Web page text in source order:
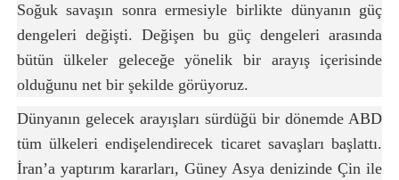
Soğuk savaşın sonra ermesiyle birlikte dünyanın güç
dengeleri değişti. Değişen bu güç dengeleri arasında
bütün ülkeler geleceğe yönelik bir arayış içerisinde
olduğunu net bir şekilde görüyoruz.
Dünyanın gelecek arayışları sürdüğü bir dönemde ABD
tüm ülkeleri endişelendirecek ticaret savaşları başlattı.
İran’a yaptırım kararları, Güney Asya denizinde Çin ile